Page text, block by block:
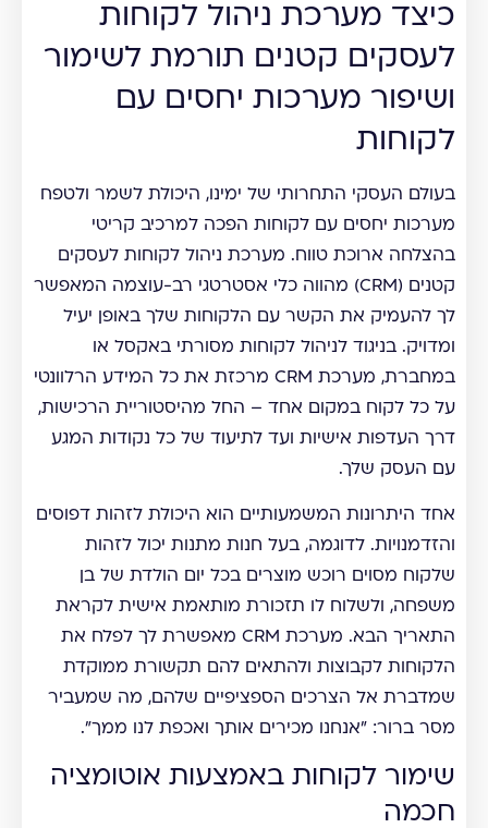
כיצד מערכת ניהול לקוחות
לעסקים קטנים תורמת לשימור
ושיפור מערכות יחסים עם
לקוחות
בעולם העסקי התחרותי של ימינו, היכולת לשמר ולטפח
מערכות יחסים עם לקוחות הפכה למרכיב קריטי
בהצלחה ארוכת טווח. מערכת ניהול לקוחות לעסקים
קטנים (CRM) מהווה כלי אסטרטגי רב-עוצמה המאפשר
לך להעמיק את הקשר עם הלקוחות שלך באופן יעיל
ומדויק. בניגוד לניהול לקוחות מסורתי באקסל או
במחברת, מערכת CRM מרכזת את כל המידע הרלוונטי
על כל לקוח במקום אחד – החל מהיסטוריית הרכישות,
דרך העדפות אישיות ועד לתיעוד של כל נקודות המגע
עם העסק שלך.
אחד היתרונות המשמעותיים הוא היכולת לזהות דפוסים
והזדמנויות. לדוגמה, בעל חנות מתנות יכול לזהות
שלקוח מסוים רוכש מוצרים בכל יום הולדת של בן
משפחה, ולשלוח לו תזכורת מותאמת אישית לקראת
התאריך הבא. מערכת CRM מאפשרת לך לפלח את
הלקוחות לקבוצות ולהתאים להם תקשורת ממוקדת
שמדברת אל הצרכים הספציפיים שלהם, מה שמעביר
מסר ברור: "אנחנו מכירים אותך ואכפת לנו ממך".
שימור לקוחות באמצעות אוטומציה
חכמה